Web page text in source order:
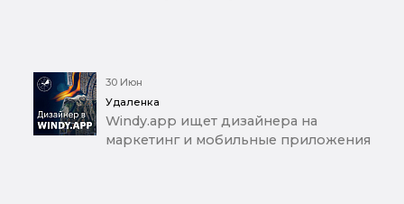
30 Июн
Удаленка
Windy.app ищет дизайнера на
маркетинг и мобильные приложения